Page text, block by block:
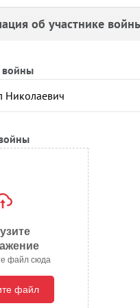
об участнике
войны
файл сюда